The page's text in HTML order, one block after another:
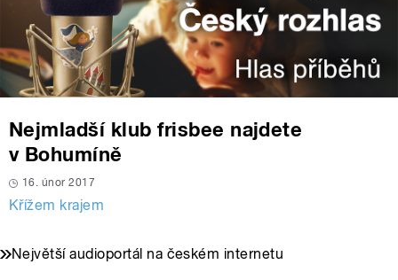
Nejmladší klub frisbee najdete
v Bohumíně
16. únor 2017
Křížem krajem
Největší audioportál na českém internetu